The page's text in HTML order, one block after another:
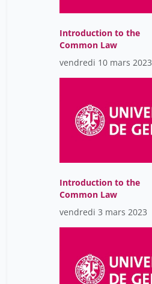
Introduction to the
Common Law
vendredi 10 mars 2023
Introduction to the
Common Law
vendredi 3 mars 2023